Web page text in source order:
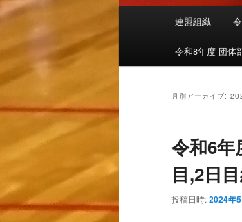
メインメニュー
メインコン
サブコンテ
連盟組織
令和8年度 団体
月別アーカイブ:
令和6年
目,2日
投稿日時:2024年